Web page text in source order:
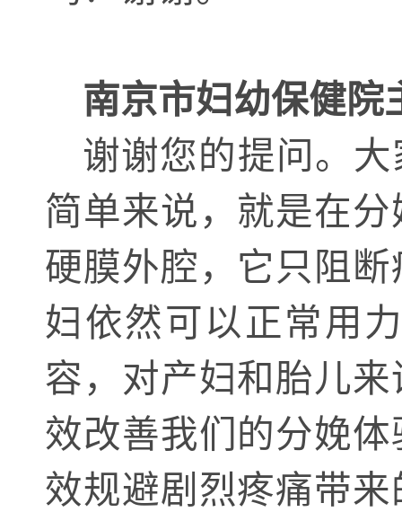
南京市妇幼保健院
谢谢您的提问。
简单来说，就是在
硬膜外腔，它只阻
妇依然可以正常用
容，对产妇和胎儿
效改善我们的分娩
效规避剧烈疼痛带